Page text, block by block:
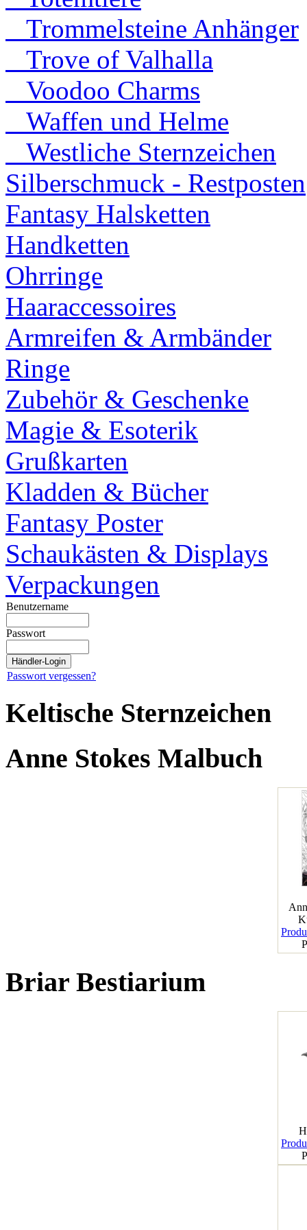
Trommelsteine Anhänger
Trove of Valhalla
Voodoo Charms
Waffen und Helme
Westliche Sternzeichen
Silberschmuck - Restposten
Fantasy Halsketten
Handketten
Ohrringe
Haaraccessoires
Armreifen & Armbänder
Ringe
Zubehör & Geschenke
Magie & Esoterik
Grußkarten
Kladden & Bücher
Fantasy Poster
Schaukästen & Displays
Verpackungen
Benutzername
Passwort
Passwort vergessen?
Keltische Sternzeichen
Anne Stokes Malbuch
Briar Bestiarium